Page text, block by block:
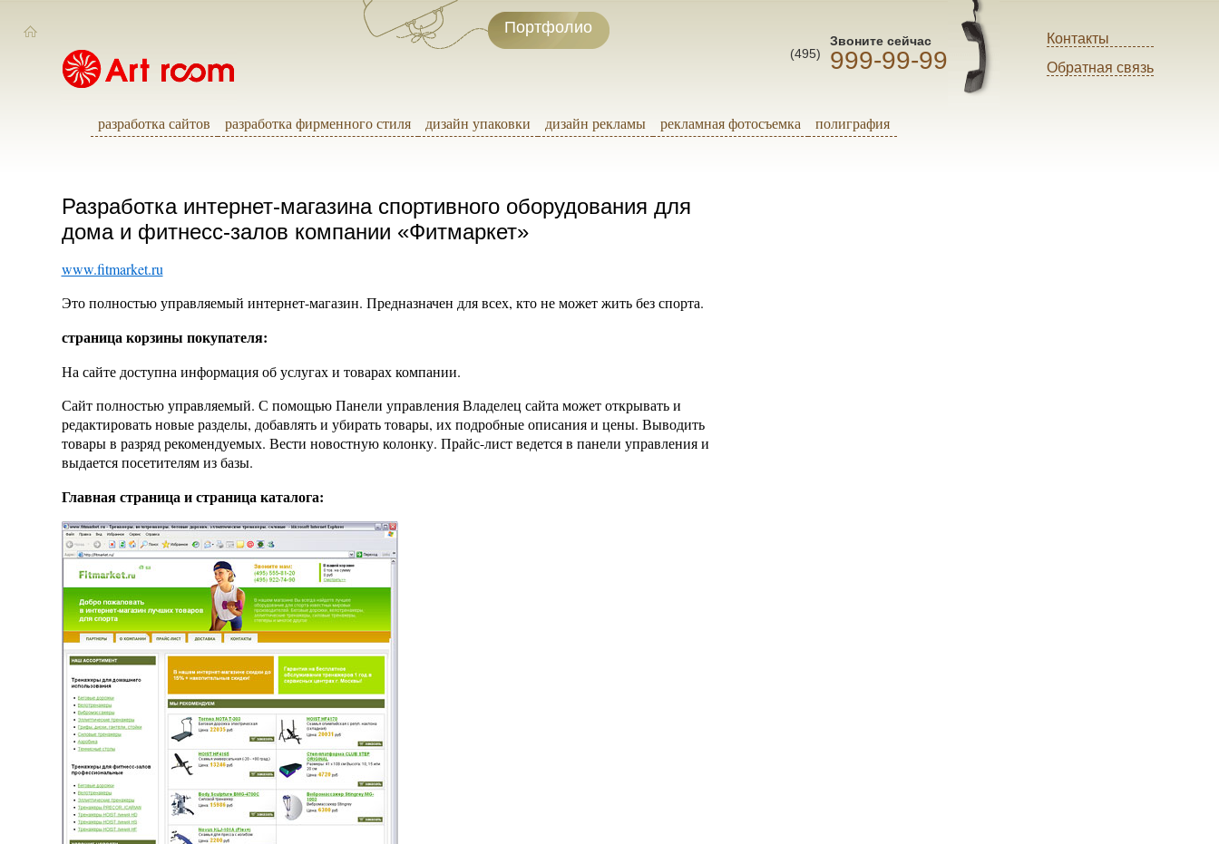
Портфолио
(495)
Звоните сейчас
999-99-99
Контакты
Обратная связь
разработка сайтов разработка фирменного стиля дизайн упаковки дизайн рекламы рекламная фотосъемка полиграфия
Разработка интернет-магазина спортивного оборудования для
дома и фитнесс-залов компании «Фитмаркет»
www.fitmarket.ru
Это полностью управляемый интернет-магазин. Предназначен для всех, кто не может жить без спорта.
страница корзины покупателя:
На сайте доступна информация об услугах и товарах компании.
Сайт полностью управляемый. С помощью Панели управления Владелец сайта может открывать и
редактировать новые разделы, добавлять и убирать товары, их подробные описания и цены. Выводить
товары в разряд рекомендуемых. Вести новостную колонку. Прайс-лист ведется в панели управления и
выдается посетителям из базы.
Главная страница и страница каталога: